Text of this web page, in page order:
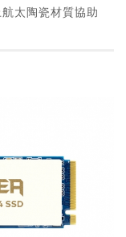
太陶瓷材質協助